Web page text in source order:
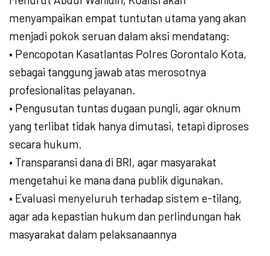
menyampaikan empat tuntutan utama yang akan
menjadi pokok seruan dalam aksi mendatang:
• Pencopotan Kasatlantas Polres Gorontalo Kota,
sebagai tanggung jawab atas merosotnya
profesionalitas pelayanan.
• Pengusutan tuntas dugaan pungli, agar oknum
yang terlibat tidak hanya dimutasi, tetapi diproses
secara hukum.
• Transparansi dana di BRI, agar masyarakat
mengetahui ke mana dana publik digunakan.
• Evaluasi menyeluruh terhadap sistem e-tilang,
agar ada kepastian hukum dan perlindungan hak
masyarakat dalam pelaksanaannya